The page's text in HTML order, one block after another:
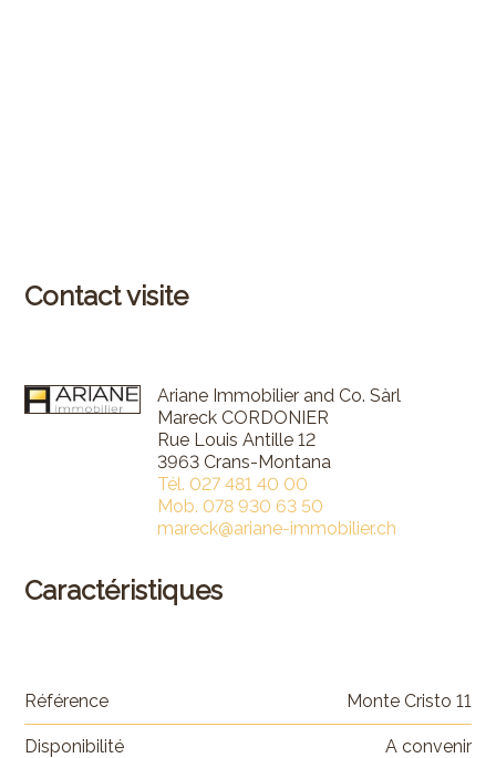
Contact visite
Ariane Immobilier and Co. Sàrl
Mareck CORDONIER
Rue Louis Antille 12
3963 Crans-Montana
Tél. 027 481 40 00
Mob. 078 930 63 50
mareck@ariane-immobilier.ch
Caractéristiques
Référence Monte Cristo 11
Disponibilité A convenir